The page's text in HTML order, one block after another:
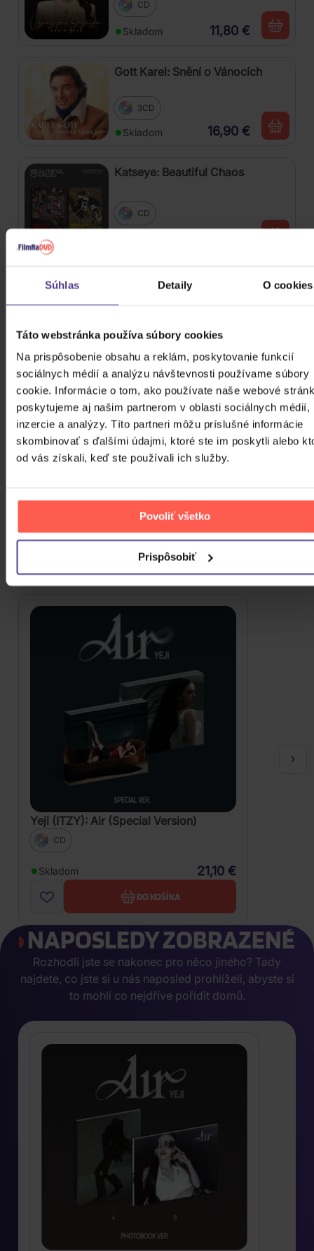
Súhlas Detaily O cookies
Táto webstránka používa súbory cookies
Na prispôsobenie obsahu a reklám, poskytovanie funkcií
sociálnych médií a analýzu návštevnosti používame súbory
cookie. Informácie o tom, ako používate naše webové
poskytujeme aj našim partnerom v oblasti sociálnych médií,
inzercie a analýzy. Títo partneri môžu príslušné informácie
skombinovať s ďalšími údajmi, ktoré ste im poskytli alebo
od vás získali, keď ste používali ich služby.
Povoliť všetko
Prispôsobiť
CD
Skladom 11,80 €
Gott Karel: Snění o Vánocích
3CD
Skladom 16,90 €
Katseye: Beautiful Chaos
CD
Stray Kids: SKZHOP HIPTAPE(合
Skladom
Katseye: SIS (Soft Is Strong)
CD
Nedostupné 27,50 €
VIAC OD 황예지
Do nálady sa vám možno trafia aj nasledujúce
Yeji (ITZY): Air (Special Version)
CD
Skladom 21,10 €
DO KOŠÍKA
NAPOSLEDY ZOBRAZENÉ
Rozhodli jste se nakonec pro něco jiného? Tady
najdete, co jste si u nás naposled prohlíželi, abyste si
to mohli co nejdříve pořídit domů.